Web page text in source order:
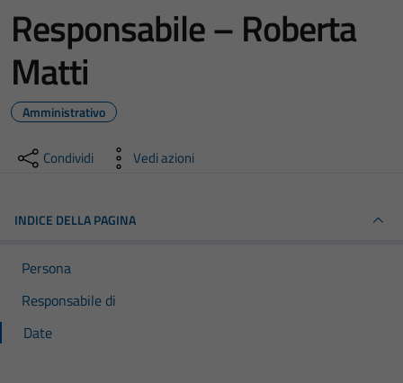
Responsabile – Roberta
Matti
Amministrativo
Condividi Vedi azioni
INDICE DELLA PAGINA
Persona
Responsabile di
Date